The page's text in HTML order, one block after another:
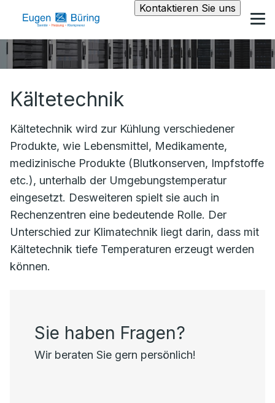
Kontaktieren Sie uns
Kältetechnik
Kältetechnik wird zur Kühlung verschiedener
Produkte, wie Lebensmittel, Medikamente,
medizinische Produkte (Blutkonserven, Impfstoffe
etc.), unterhalb der Umgebungstemperatur
eingesetzt. Desweiteren spielt sie auch in
Rechenzentren eine bedeutende Rolle. Der
Unterschied zur Klimatechnik liegt darin, dass mit
Kältetechnik tiefe Temperaturen erzeugt werden
können.
Sie haben Fragen?
Wir beraten Sie gern persönlich!